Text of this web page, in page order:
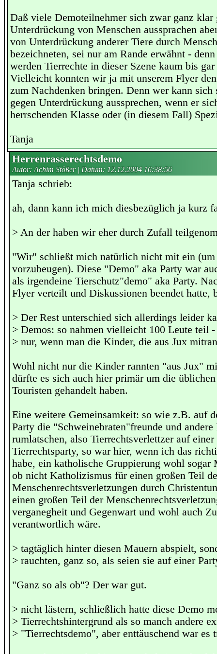
Daß viele Demoteilnehmer sich zwar ganz klar
Unterdrückung von Menschen aussprachen
von Unterdrückung anderer Tiere durch
bezeichneten, sei nur am Rande erwähnt -
werden Tierrechte in dieser Szene kaum bis
Vielleicht konnten wir ja mit unserem Flyer
zum Nachdenken bringen. Denn wer kann sich
gegen Unterdrückung aussprechen, wenn er
herrschenden Klasse oder (in diesem Fall)
Tanja
Herrenrasserechtsdemo
Autor: Achim Stößer | Datum: 12.12.2004 16:38:56
Tanja schrieb:
ah, dann kann ich mich diesbezüglich ja kurz
> An der haben wir eher durch Zufall
"Wir" schließt mich natürlich nicht mit ein (um
vorzubeugen). Diese "Demo" aka Party war
als irgendeine Tierschutz"demo" aka Party.
Flyer verteilt und Diskussionen beendet hatte,
> Der Rest unterschied sich allerdings leider
> Demos: so nahmen vielleicht 100 Leute teil -
> nur, wenn man die Kinder, die aus Jux
Wohl nicht nur die Kinder rannten "aus Jux"
dürfte es sich auch hier primär um die
Touristen gehandelt haben.
Eine weitere Gemeinsamkeit: so wie z.B. auf
Party die "Schweinebraten"freunde und
rumlatschen, also Tierrechtsverlettzer auf
Tierrechtsparty, so war hier, wenn ich das
habe, ein katholische Gruppierung wohl sogar
ob nicht Katholizismus für einen großen Teil
Menschenrechtsverletzungen durch
einen großen Teil der
verganegheit und Gegenwart und wohl auch
verantwortlich wäre.
> tagtäglich hinter diesen Mauern abspielt,
> rauchten, ganz so, als seien sie auf einer
"Ganz so als ob"? Der war gut.
> nicht lästern, schließlich hatte diese Demo
> Tierrechtshintergrund als so manch andere
> "Tierrechtsdemo", aber enttäuschend war es